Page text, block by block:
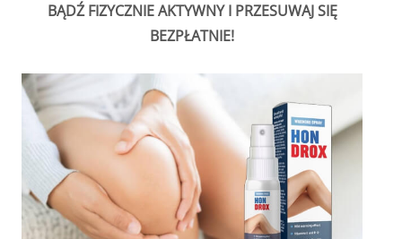
BĄDŹ FIZYCZNIE AKTYWNY I PRZESUWAJ SIĘ
BEZPŁATNIE!